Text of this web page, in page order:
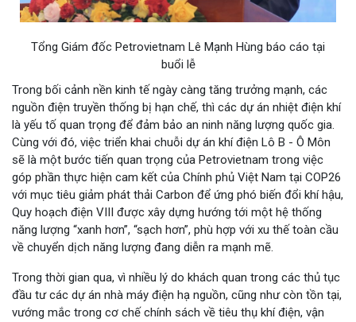
Tổng Giám đốc Petrovietnam Lê Mạnh Hùng báo cáo tại
buổi lễ
Trong bối cảnh nền kinh tế ngày càng tăng trưởng mạnh, các
nguồn điện truyền thống bị hạn chế, thì các dự án nhiệt điện khí
là yếu tố quan trọng để đảm bảo an ninh năng lượng quốc gia.
Cùng với đó, việc triển khai chuỗi dự án khí điện Lô B - Ô Môn
sẽ là một bước tiến quan trọng của Petrovietnam trong việc
góp phần thực hiện cam kết của Chính phủ Việt Nam tại COP26
với mục tiêu giảm phát thải Carbon để ứng phó biến đổi khí hậu,
Quy hoạch điện VIII được xây dựng hướng tới một hệ thống
năng lượng “xanh hơn”, “sạch hơn”, phù hợp với xu thế toàn cầu
về chuyển dịch năng lượng đang diễn ra mạnh mẽ.
Trong thời gian qua, vì nhiều lý do khách quan trong các thủ tục
đầu tư các dự án nhà máy điện hạ nguồn, cũng như còn tồn tại,
vướng mắc trong cơ chế chính sách về tiêu thụ khí điện, vận